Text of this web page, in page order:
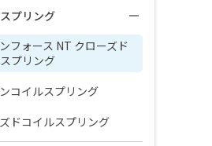
タデント グラム ブラケ
イアice
イア ディボンディング
リー クリア
3
3 MX
ント
タデント バンドプリウ
アタッチメント
シース
インアーチワイヤーⅡ
インアーチワイヤー Ti-
ーチ）
ラインアーチワイヤーⅡ
タイプ
インアーチワイヤーⅡ
インアーチワイヤーⅡ
ススチール
ススチール キーホール
リブデン合金 ワイヤー
インアーチワイヤー ベ
ーその他
ワイヤーテンプレート
ィックチェーンTS
プリング
フォース NT クローズド
プリング
コイルスプリング
ドコイルスプリング